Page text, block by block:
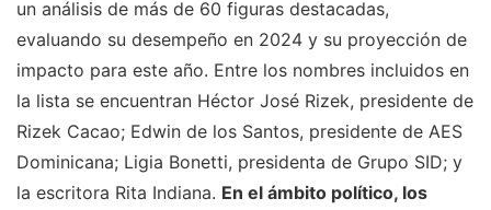
un análisis de más de 60 figuras destacadas,
evaluando su desempeño en 2024 y su proyección de
impacto para este año. Entre los nombres incluidos en
la lista se encuentran Héctor José Rizek, presidente de
Rizek Cacao; Edwin de los Santos, presidente de AES
Dominicana; Ligia Bonetti, presidenta de Grupo SID; y
la escritora Rita Indiana. En el ámbito político, los